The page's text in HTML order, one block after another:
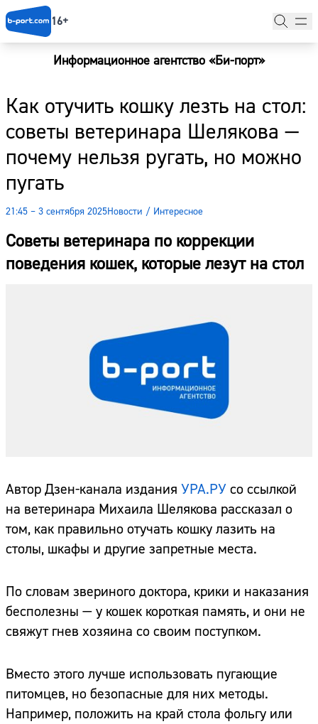
16+
Информационное агентство «Би-порт»
Как отучить кошку лезть на стол:
советы ветеринара Шелякова —
почему нельзя ругать, но можно
пугать
21:45 – 3 сентября 2025Новости / Интересное
Советы ветеринара по коррекции
поведения кошек, которые лезут на стол
Автор Дзен-канала издания УРА.РУ со ссылкой
на ветеринара Михаила Шелякова рассказал о
том, как правильно отучать кошку лазить на
столы, шкафы и другие запретные места.
По словам звериного доктора, крики и наказания
бесполезны — у кошек короткая память, и они не
свяжут гнев хозяина со своим поступком.
Вместо этого лучше использовать пугающие
питомцев, но безопасные для них методы.
Например, положить на край стола фольгу или
Новости
Наши гости
Фоторепортажи
Погода
Курсы валют